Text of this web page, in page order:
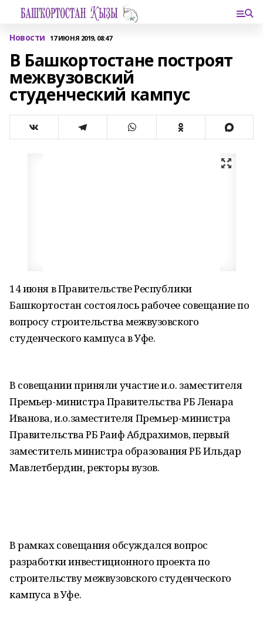
Новости 17 ИЮНЯ 2019, 08:47
В Башкортостане построят
межвузовский
студенческий кампус
14 июня в Правительстве Республики
Башкортостан состоялось рабочее совещание по
вопросу строительства межвузовского
студенческого кампуса в Уфе.
В совещании приняли участие и.о. заместителя
Премьер-министра Правительства РБ Ленара
Иванова, и.о.заместителя Премьер-министра
Правительства РБ Раиф Абдрахимов, первый
заместитель министра образования РБ Ильдар
Мавлетбердин, ректоры вузов.
В рамках совещания обсуждался вопрос
разработки инвестиционного проекта по
строительству межвузовского студенческого
кампуса в Уфе.